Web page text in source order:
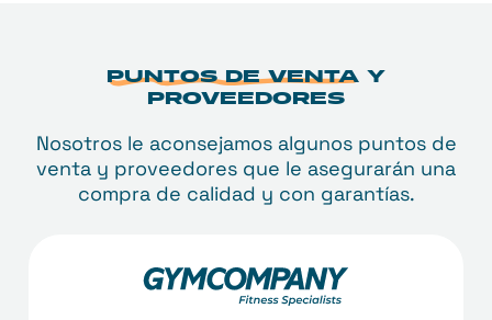
PUNTOS DE VENTA Y
PROVEEDORES
Nosotros le aconsejamos algunos puntos de
venta y proveedores que le asegurarán una
compra de calidad y con garantías.